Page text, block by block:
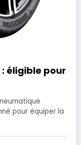
éligible pour
pour équiper la